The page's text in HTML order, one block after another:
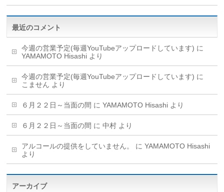
最近のコメント
今週の営業予定(毎週YouTubeアップロードしています) に
YAMAMOTO Hisashi より
今週の営業予定(毎週YouTubeアップロードしています) に
こません より
６月２２日～当面の間 にYAMAMOTO Hisashi より
６月２２日～当面の間 に中村 より
アルコールの提供をしていません。 にYAMAMOTO Hisashi
より
アーカイブ